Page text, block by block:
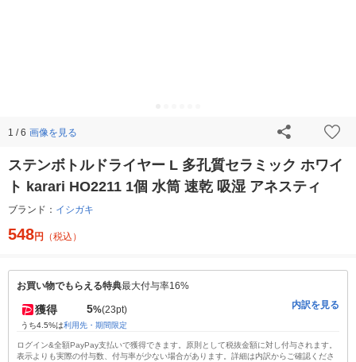
1 / 6 画像を見る
ステンボトルドライヤー L 多孔質セラミック ホワイ
ト karari HO2211 1個 水筒 速乾 吸湿 アネスティ
ブランド： イシガキ
548円 （税込）
お買い物でもらえる特典最大付与率16%
獲得 5%(23pt)
うち4.5%は利用先・期間限定
内訳を見る
ログイン&全額PayPay支払いで獲得できます。原則として税抜金額に対し付与されます。
表示よりも実際の付与数、付与率が少ない場合があります。詳細は内訳からご確認くださ